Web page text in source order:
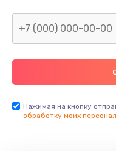
Не
Нажимая на кнопку
обработку моих